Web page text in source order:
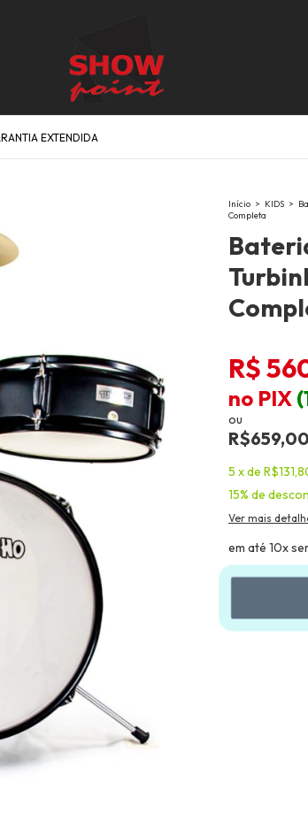
EXTENDIDA
Início > KIDS >
Completa
R$
no PIX
ou
R$659,00
5 xde
15% de
Ver mais
em até 10x